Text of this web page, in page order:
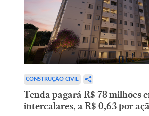
CONSTRUÇÃO CIVIL
Tenda pagará R$ 78 milhões
intercalares, a R$ 0,63 por